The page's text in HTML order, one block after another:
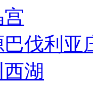
伐利亚
湖